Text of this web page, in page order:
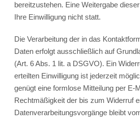
bereitzustehen. Eine Weitergabe
Ihre Einwilligung nicht statt.
Die Verarbeitung der in das
Daten erfolgt ausschließlich auf
(Art. 6 Abs. 1 lit. a DSGVO). Ein
erteilten Einwilligung ist jederzeit
genügt eine formlose Mitteilung per E-
Rechtmäßigkeit der bis zum Widerruf
Datenverarbeitungsvorgänge bleibt